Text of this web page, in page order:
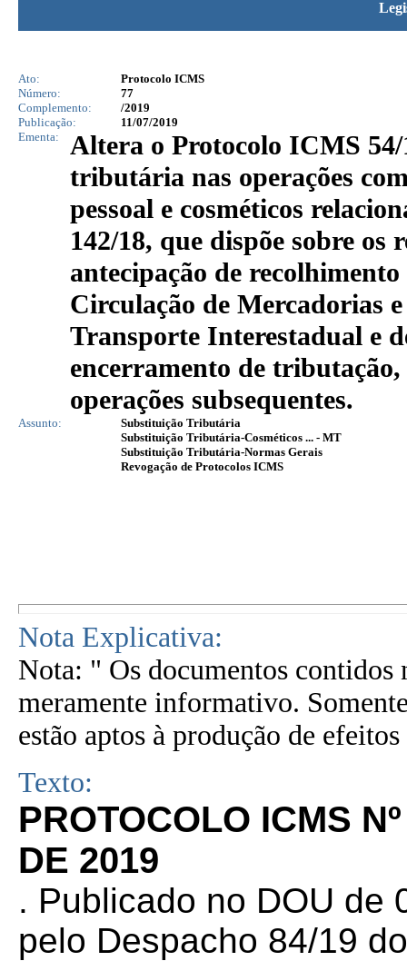
Ato:
Protocolo ICMS
Número:
77
Complemento:
/2019
Publicação:
11/07/2019
Ementa:
Altera o Protocolo ICMS
tributária nas operações
pessoal e cosméticos
142/18, que dispõe sobre
antecipação de
Circulação de Mercadorias
Transporte Interestadual e
encerramento de
operações subsequentes.
Assunto:
Substituição Tributária
Substituição Tributária-Cosméticos ... - MT
Substituição Tributária-Normas Gerais
Revogação de Protocolos ICMS
Nota Explicativa:
Nota: " Os documentos contidos
meramente informativo.
estão aptos à produção de
Texto:
PROTOCOLO ICMS
DE 2019
. Publicado no DOU de
pelo Despacho 84/19